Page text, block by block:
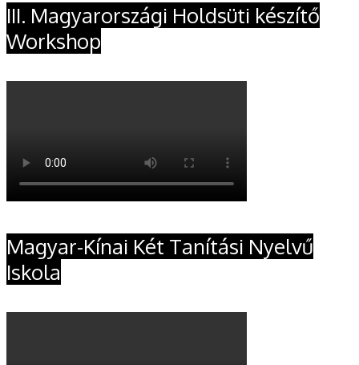
III. Magyarországi Holdsüti készítő
Workshop
Magyar-Kínai Két Tanítási Nyelvű
Iskola